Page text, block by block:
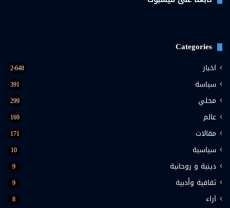
Categories
اخبار 2٬648
سياسة 391
محلي 299
عالم 169
مقالات 171
سياسية 10
دينية و روحانية 9
ثقافية وأدبية 9
اَراء 8